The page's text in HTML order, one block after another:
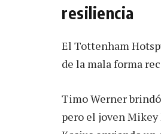
resiliencia
El Tottenham
de la mala forma
Timo Werner
pero el joven Mikey